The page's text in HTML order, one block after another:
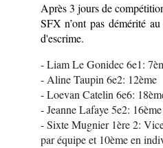
Après 3 jours de
SFX n’ont pas démérité
d'escrime.
- Liam Le Gonidec 6e1:
- Aline Taupin 6e2: 12ème
- Loevan Catelin 6e6:
- Jeanne Lafaye 5e2: 16ème
- Sixte Mugnier 1ère 2:
par équipe et 10ème en